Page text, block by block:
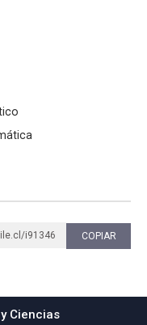
i91346 COPIAR
Ciencias